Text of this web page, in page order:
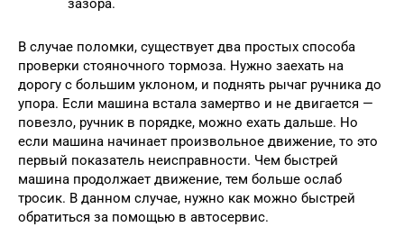
зазора.
В случае поломки, существует два простых способа
проверки стояночного тормоза. Нужно заехать на
дорогу с большим уклоном, и поднять рычаг ручника до
упора. Если машина встала замертво и не двигается —
повезло, ручник в порядке, можно ехать дальше. Но
если машина начинает произвольное движение, то это
первый показатель неисправности. Чем быстрей
машина продолжает движение, тем больше ослаб
тросик. В данном случае, нужно как можно быстрей
обратиться за помощью в автосервис.